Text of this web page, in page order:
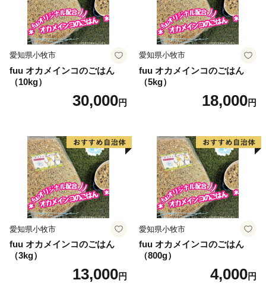
愛知県小牧市
fuu オカメインコのごはん
（10kg）
30,000円
愛知県小牧市
fuu オカメインコのごはん
（5kg）
18,000円
愛知県小牧市
fuu オカメインコのごはん
（3kg）
13,000円
愛知県小牧市
fuu オカメインコのごはん
（800g）
4,000円